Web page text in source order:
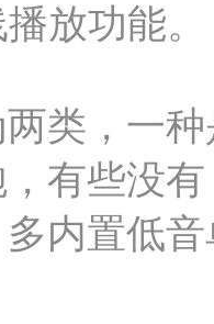
放功能。
类，一
有些没
内置低